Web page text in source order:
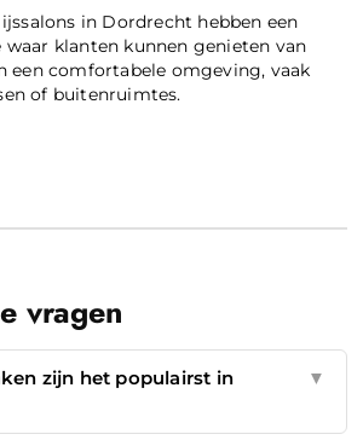
ijssalons in Dordrecht hebben een
waar klanten kunnen genieten van
een comfortabele omgeving, vaak
of buitenruimtes.
vragen
zijn het populairst in
▼